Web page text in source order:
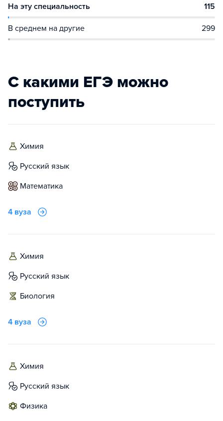
На эту специальность 115
В среднем на другие 299
С какими ЕГЭ можно
поступить
химия
русский язык
математика
4 вуза
химия
русский язык
биология
4 вуза
химия
русский язык
физика